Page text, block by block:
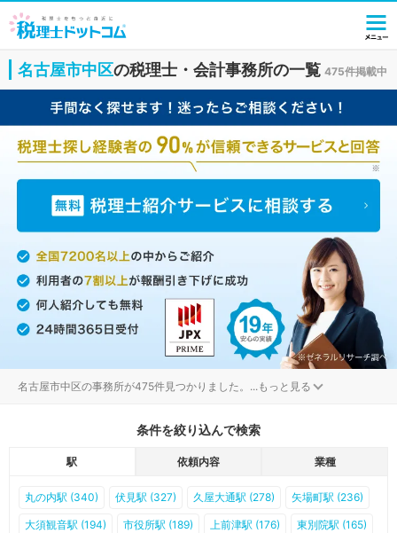
名古屋市中区の税理士・会計事務所の一覧 475件掲載中
名古屋市中区の事務所が475件見つかりました。 ...もっと見る
条件を絞り込んで検索
駅 依頼内容 業種
丸の内駅 (340) 伏見駅 (327) 久屋大通駅 (278) 矢場町駅 (236)
大須観音駅 (194) 市役所駅 (189) 上前津駅 (176) 東別院駅 (165)